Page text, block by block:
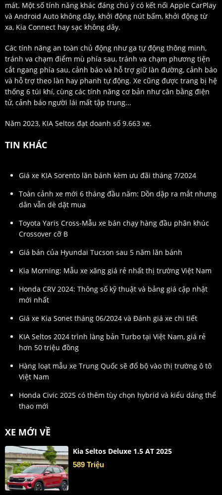
mát. Một số tính năng khác đáng chú ý có kết nối Apple CarPlay
và Android Auto không dây, khởi động nút bấm, khởi động từ
xa, Kia Connect hay sạc không dây.
Các tính năng an toàn chủ động như ga tự động thông minh,
tránh va chạm điểm mù phía sau, tránh va chạm phương tiện
cắt ngang phía sau, cảnh báo và hỗ trợ giữ làn đường, cảnh báo
và hỗ trợ theo làn hay phanh tự động. Xe cũng được trang bị hệ
thống 6 túi khí, cùng các tính năng cơ bản như cân bằng điện
tử, cảnh báo người lái mất tập trung...
Năm 2023, KIA Seltos đạt doanh số 9.663 xe.
TIN KHÁC
Giá xe KIA Sorento lăn bánh kèm ưu đãi tháng 7/2024
Toàn cảnh xe mới 6 tháng đầu năm: Dồn dập ra mắt nhưng
dân vẫn dè dặt mua
Toyota Yaris Cross-Mẫu xe bán chạy hàng đầu phân khúc
Crossover cỡ B
Giá bán của Hyundai Tucson sau 5 năm lăn bánh
Kia Morning: Mẫu xe xăng giá rẻ nhất thị trường Việt Nam
Honda CRV 2024: Thông số kỹ thuật và bảng giá cập nhật
mới nhất
Giá xe Kia Sonet tháng 06/2024 và Đánh giá xe chi tiết
KIA Seltos 2024 trình làng bản Turbo tại Việt Nam, giá rẻ
hơn 50 triệu đồng
Hàng loạt mẫu xe Trung Quốc sẽ đổ bộ vào thị trường ô tô
Việt Nam
Honda Civic 2025 có thêm tùy chọn hybrid và kiểu dáng thể
thao mới
XE MỚI VỀ
Kia Seltos Deluxe 1.5 AT 2025
589 Triệu